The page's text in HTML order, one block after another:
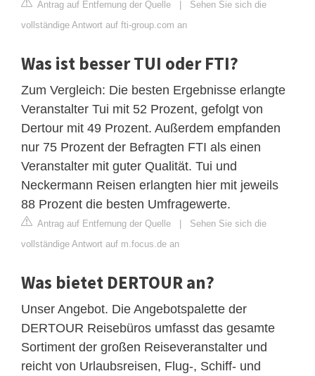
Antrag auf Entfernung der Quelle | Sehen Sie sich die
vollständige Antwort auf fti-group.com an
Was ist besser TUI oder FTI?
Zum Vergleich: Die besten Ergebnisse erlangte
Veranstalter Tui mit 52 Prozent, gefolgt von
Dertour mit 49 Prozent. Außerdem empfanden
nur 75 Prozent der Befragten FTI als einen
Veranstalter mit guter Qualität. Tui und
Neckermann Reisen erlangten hier mit jeweils
88 Prozent die besten Umfragewerte.
Antrag auf Entfernung der Quelle | Sehen Sie sich die
vollständige Antwort auf m.focus.de an
Was bietet DERTOUR an?
Unser Angebot. Die Angebotspalette der
DERTOUR Reisebüros umfasst das gesamte
Sortiment der großen Reiseveranstalter und
reicht von Urlaubsreisen, Flug-, Schiff- und